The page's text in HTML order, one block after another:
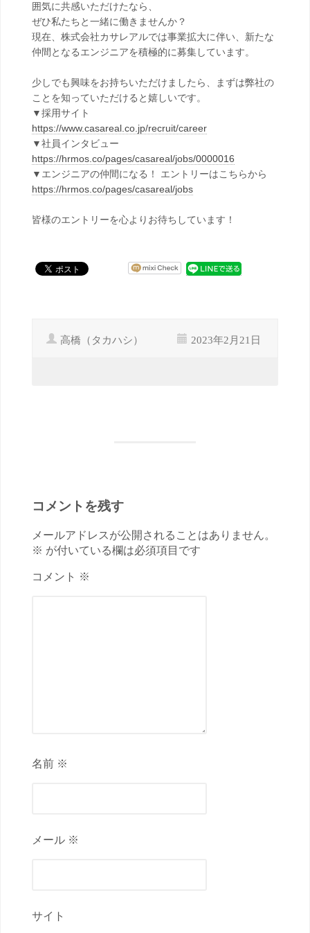
囲気に共感いただけたなら、
ぜひ私たちと一緒に働きませんか？
現在、株式会社カサレアルでは事業拡大に伴い、新たな
仲間となるエンジニアを積極的に募集しています。
少しでも興味をお持ちいただけましたら、まずは弊社の
ことを知っていただけると嬉しいです。
▼採用サイト
https://www.casareal.co.jp/recruit/career
▼社員インタビュー
https://hrmos.co/pages/casareal/jobs/0000016
▼エンジニアの仲間になる！ エントリーはこちらから
https://hrmos.co/pages/casareal/jobs
皆様のエントリーを心よりお待ちしています！
高橋（タカハシ） 2023年2月21日
コメントを残す
メールアドレスが公開されることはありません。
※ が付いている欄は必須項目です
コメント ※
名前 ※
メール ※
サイト